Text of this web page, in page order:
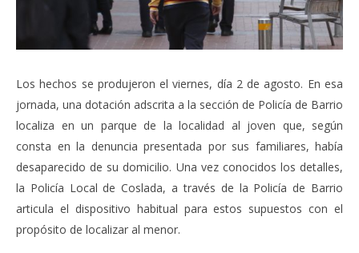
Los hechos se produjeron el viernes, día 2 de agosto. En esa
jornada, una dotación adscrita a la sección de Policía de Barrio
localiza en un parque de la localidad al joven que, según
consta en la denuncia presentada por sus familiares, había
desaparecido de su domicilio. Una vez conocidos los detalles,
la Policía Local de Coslada, a través de la Policía de Barrio
articula el dispositivo habitual para estos supuestos con el
propósito de localizar al menor.